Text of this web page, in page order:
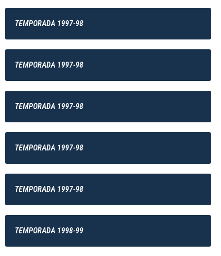
TEMPORADA 1997-98
TEMPORADA 1997-98
TEMPORADA 1997-98
TEMPORADA 1997-98
TEMPORADA 1997-98
TEMPORADA 1998-99